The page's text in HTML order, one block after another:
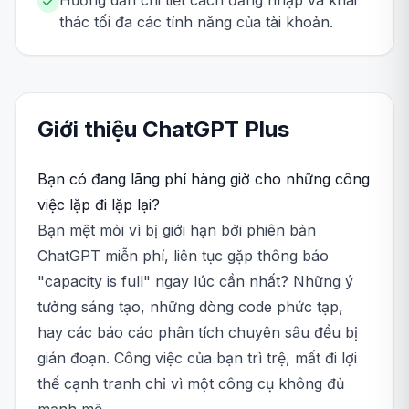
thác tối đa các tính năng của tài khoản.
Giới thiệu ChatGPT Plus
Bạn có đang lãng phí hàng giờ cho những công
việc lặp đi lặp lại?
Bạn mệt mỏi vì bị giới hạn bởi phiên bản
ChatGPT miễn phí, liên tục gặp thông báo
"capacity is full" ngay lúc cần nhất? Những ý
tưởng sáng tạo, những dòng code phức tạp,
hay các báo cáo phân tích chuyên sâu đều bị
gián đoạn. Công việc của bạn trì trệ, mất đi lợi
thế cạnh tranh chỉ vì một công cụ không đủ